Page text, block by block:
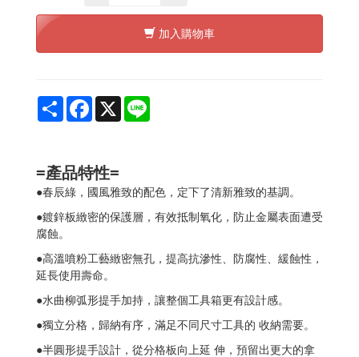
加入購物車
Share Facebook
X
=產品特性=
●春辰綠，國風雅致的配色，定下了清新雅致的基調。
●鍍鋅板緻密的保護層，有效抵制氧化，防止金屬表面遭受
腐蝕。
●高溫噴粉工藝緻密無孔，提高抗滲性、防腐性、緩蝕性，
延長使用壽命。
●水曲柳弧形提手加持，讓整個工具箱更有設計感。
●獨立分格，歸納有序，滿足不同尺寸工具的 收納需要。
●半圓形提手設計，從分格板向上延 伸，預留出更大的拿